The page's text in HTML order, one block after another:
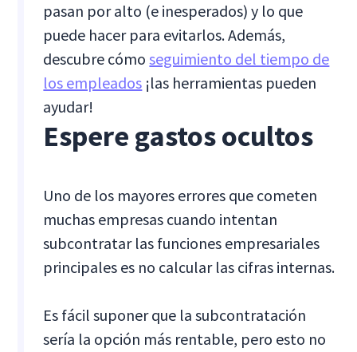
pasan por alto (e inesperados) y lo que
puede hacer para evitarlos. Además,
descubre cómoseguimiento del tiempo de
los empleados ¡las herramientas pueden
ayudar!
Espere gastos ocultos
Uno de los mayores errores que cometen
muchas empresas cuando intentan
subcontratar las funciones empresariales
principales es no calcular las cifras internas.
Es fácil suponer que la subcontratación
sería la opción más rentable, pero esto no